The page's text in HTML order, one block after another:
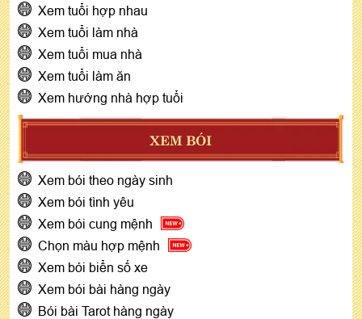
Xem tuổi hợp nhau
Xem tuổi làm nhà
Xem tuổi mua nhà
Xem tuổi làm ăn
Xem hướng nhà hợp tuổi
XEM BÓI
Xem bói theo ngày sinh
Xem bói tình yêu
Xem bói cung mệnh
Chọn màu hợp mệnh
Xem bói biển số xe
Xem bói bài hàng ngày
Bói bài Tarot hàng ngày